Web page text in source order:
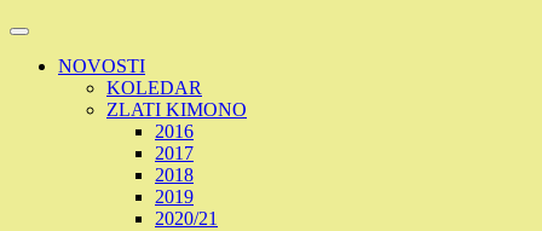
NOVOSTI
KOLEDAR
ZLATI KIMONO
2016
2017
2018
2019
2020/21